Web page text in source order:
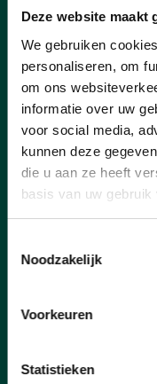
Deze website maakt
We gebruiken
personaliseren, om
om ons
informatie over uw
voor social media,
kunnen deze
die u aan ze heeft
basis van uw
Noodzakelijk
Voorkeuren
Statistieken
Editiepajot
stuurde
Pieten op
Op zaterdag 6
Sinterklaas
Pieten door
allereerste
van CD&V Halle.